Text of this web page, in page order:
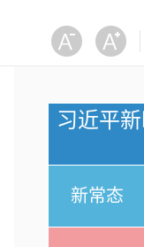
习近平
新常态